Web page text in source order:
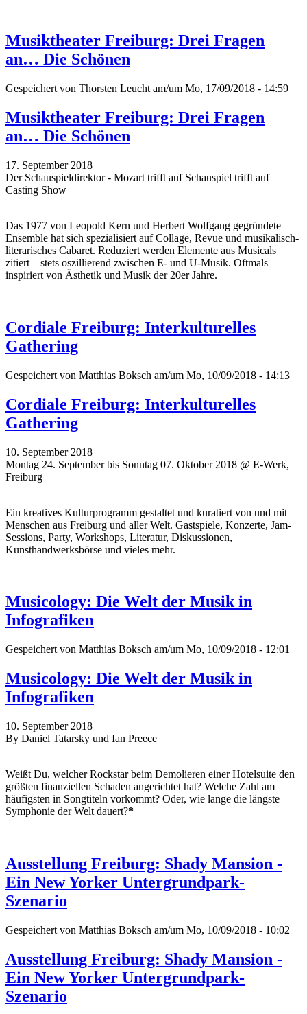
Musiktheater Freiburg: Drei Fragen
an… Die Schönen
Gespeichert von Thorsten Leucht am/um Mo, 17/09/2018 - 14:59
Musiktheater Freiburg: Drei Fragen
an… Die Schönen
17. September 2018
Der Schauspieldirektor - Mozart trifft auf Schauspiel trifft auf
Casting Show
Das 1977 von Leopold Kern und Herbert Wolfgang gegründete
Ensemble hat sich spezialisiert auf Collage, Revue und musikalisch-
literarisches Cabaret. Reduziert werden Elemente aus Musicals
zitiert – stets oszillierend zwischen E- und U-Musik. Oftmals
inspiriert von Ästhetik und Musik der 20er Jahre.
Cordiale Freiburg: Interkulturelles
Gathering
Gespeichert von Matthias Boksch am/um Mo, 10/09/2018 - 14:13
Cordiale Freiburg: Interkulturelles
Gathering
10. September 2018
Montag 24. September bis Sonntag 07. Oktober 2018 @ E-Werk,
Freiburg
Ein kreatives Kulturprogramm gestaltet und kuratiert von und mit
Menschen aus Freiburg und aller Welt. Gastspiele, Konzerte, Jam-
Sessions, Party, Workshops, Literatur, Diskussionen,
Kunsthandwerksbörse und vieles mehr.
Musicology: Die Welt der Musik in
Infografiken
Gespeichert von Matthias Boksch am/um Mo, 10/09/2018 - 12:01
Musicology: Die Welt der Musik in
Infografiken
10. September 2018
By Daniel Tatarsky und Ian Preece
Weißt Du, welcher Rockstar beim Demolieren einer Hotelsuite den
größten finanziellen Schaden angerichtet hat? Welche Zahl am
häufigsten in Songtiteln vorkommt? Oder, wie lange die längste
Symphonie der Welt dauert?*
Ausstellung Freiburg: Shady Mansion -
Ein New Yorker Untergrundpark-
Szenario
Gespeichert von Matthias Boksch am/um Mo, 10/09/2018 - 10:02
Ausstellung Freiburg: Shady Mansion -
Ein New Yorker Untergrundpark-
Szenario